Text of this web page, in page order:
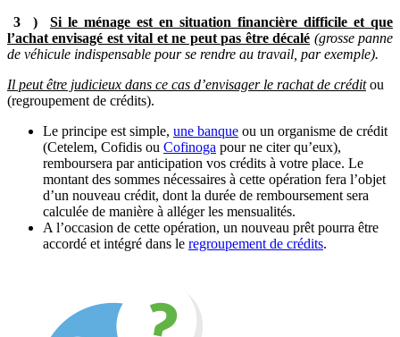
3 ) Si le ménage est en situation financière difficile et que
l’achat envisagé est vital et ne peut pas être décalé (grosse panne
de véhicule indispensable pour se rendre au travail, par exemple).
Il peut être judicieux dans ce cas d’envisager le rachat de créditou
(regroupement de crédits).
Le principe est simple, une banque ou un organisme de crédit
(Cetelem, Cofidis ou Cofinoga pour ne citer qu’eux),
remboursera par anticipation vos crédits à votre place. Le
montant des sommes nécessaires à cette opération fera l’objet
d’un nouveau crédit, dont la durée de remboursement sera
calculée de manière à alléger les mensualités.
A l’occasion de cette opération, un nouveau prêt pourra être
accordé et intégré dans le regroupement de crédits.